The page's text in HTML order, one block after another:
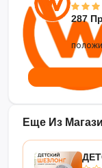
Еще Из
287